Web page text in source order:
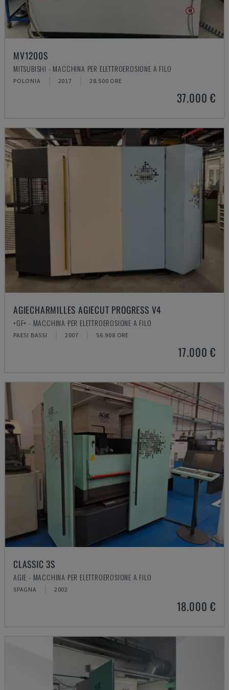
MV1200S
MITSUBISHI - MACCHINA PER ELETTROEROSIONE A FILO
POLONIA 2017 28.500 ORE
37.000 €
AGIECHARMILLES AGIECUT PROGRESS V4
+GF+ - MACCHINA PER ELETTROEROSIONE A FILO
PAESI BASSI 2007 56.908 ORE
17.000 €
CLASSIC 3S
AGIE - MACCHINA PER ELETTROEROSIONE A FILO
SPAGNA 2002
18.000 €